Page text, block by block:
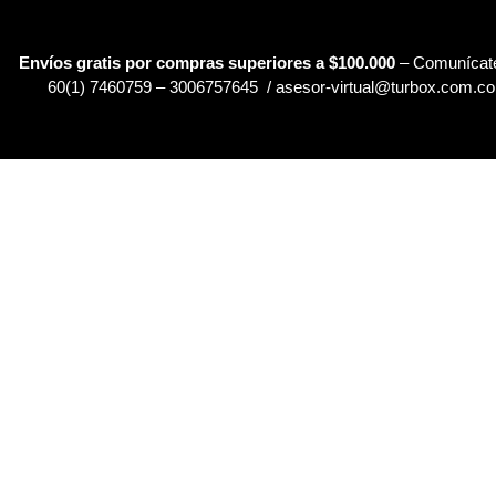
Envíos gratis por compras superiores a $100.000 –
60(1) 7460759 – 3006757645 / asesor-virtual@turbox.com.co